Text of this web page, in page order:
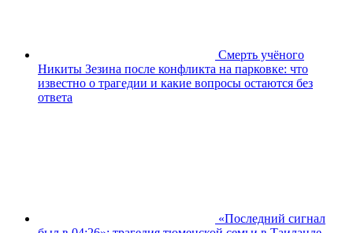
Смерть учёного
Никиты Зезина после конфликта на парковке: что
известно о трагедии и какие вопросы остаются без
ответа
«Последний сигнал